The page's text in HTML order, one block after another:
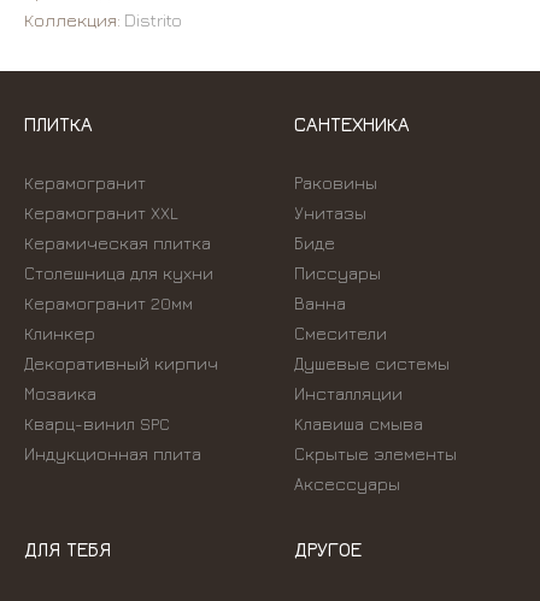
Коллекция: Distrito
ПЛИТКА
Керамогранит
Керамогранит XXL
Керамическая плитка
Столешница для кухни
Керамогранит 20мм
Клинкер
Декоративный кирпич
Мозаика
Кварц-винил SPC
Индукционная плита
САНТЕХНИКА
Раковины
Унитазы
Биде
Писсуары
Ванна
Смесители
Душевые системы
Инсталляции
Kлавиша смыва
Скрытые элементы
Аксессуары
ДЛЯ ТЕБЯ ДРУГОЕ